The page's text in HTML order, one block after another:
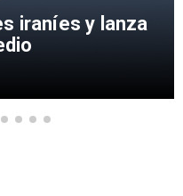
iraníes y lanza